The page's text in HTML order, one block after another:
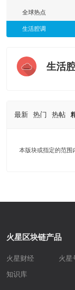
全球热点
生活腔调
生活
最新 热门 热帖
本版块或指定的范围
火星区块链产品
火星财经 火星
知识库